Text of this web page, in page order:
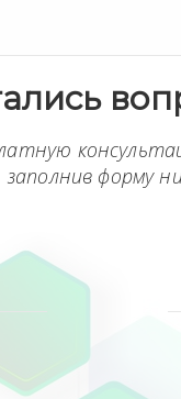
заполнив форму